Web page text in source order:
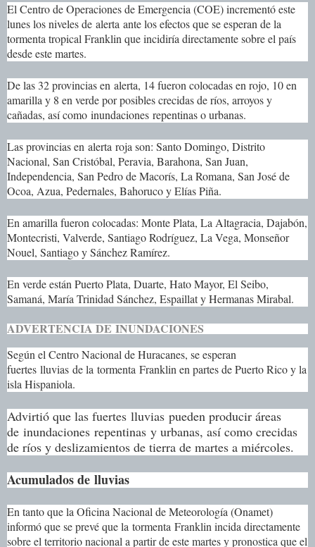
El Centro de Operaciones de Emergencia (COE) incrementó este
lunes los niveles de alerta ante los efectos que se esperan de la
tormenta tropical Franklin que incidiría directamente sobre el país
desde este martes.
De las 32 provincias en alerta, 14 fueron colocadas en rojo, 10 en
amarilla y 8 en verde por posibles crecidas de ríos, arroyos y
cañadas, así como inundaciones repentinas o urbanas.
Las provincias en alerta roja son: Santo Domingo, Distrito
Nacional, San Cristóbal, Peravia, Barahona, San Juan,
Independencia, San Pedro de Macorís, La Romana, San José de
Ocoa, Azua, Pedernales, Bahoruco y Elías Piña.
En amarilla fueron colocadas: Monte Plata, La Altagracia, Dajabón,
Montecristi, Valverde, Santiago Rodríguez, La Vega, Monseñor
Nouel, Santiago y Sánchez Ramírez.
En verde están Puerto Plata, Duarte, Hato Mayor, El Seibo,
Samaná, María Trinidad Sánchez, Espaillat y Hermanas Mirabal.
ADVERTENCIA DEINUNDACIONES
Según el Centro Nacional de Huracanes, se esperan
fuertes lluvias de la tormenta Franklin en partes de Puerto Rico y la
isla Hispaniola.
Advirtió que las fuertes lluvias pueden producir áreas
de inundaciones repentinas y urbanas, así como crecidas
de ríos y deslizamientos de tierra de martes a miércoles.
Acumulados de lluvias
En tanto que la Oficina Nacional de Meteorología (Onamet)
informó que se prevé que la tormenta Franklin incida directamente
sobre el territorio nacional a partir de este martes y pronostica que el